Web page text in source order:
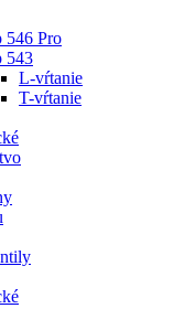
546 Pro
543
L-vŕtanie
T-vŕtanie